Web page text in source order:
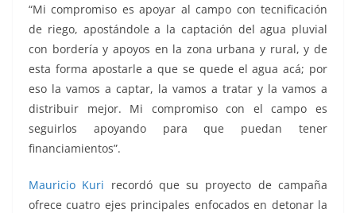
“Mi compromiso es apoyar al campo con tecnificación
de riego, apostándole a la captación del agua pluvial
con bordería y apoyos en la zona urbana y rural, y de
esta forma apostarle a que se quede el agua acá; por
eso la vamos a captar, la vamos a tratar y la vamos a
distribuir mejor. Mi compromiso con el campo es
seguirlos apoyando para que puedan tener
financiamientos”.
Mauricio Kuri recordó que su proyecto de campaña
ofrece cuatro ejes principales enfocados en detonar la